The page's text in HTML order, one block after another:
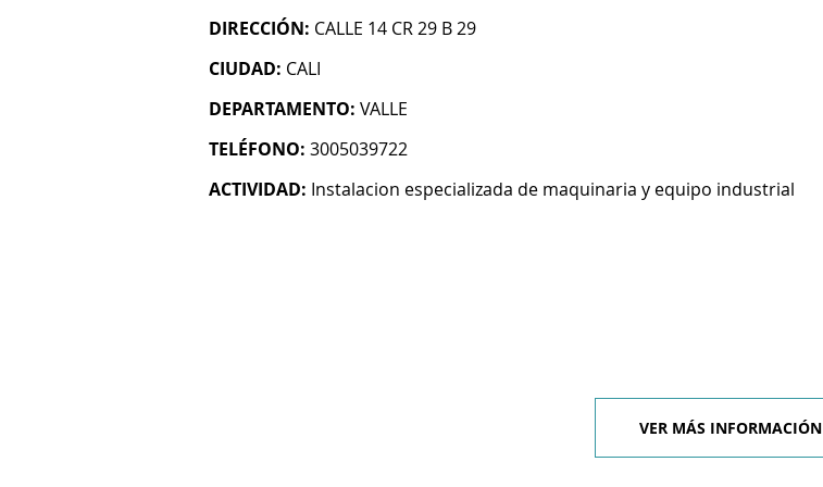
DIRECCIÓN: CALLE 14 CR 29 B 29
CIUDAD: CALI
DEPARTAMENTO: VALLE
TELÉFONO: 3005039722
ACTIVIDAD: Instalacion especializada de maquinaria y equipo industrial
VER MÁS INFORMACIÓN